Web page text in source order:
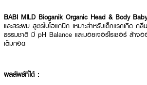
BABI MILD Bioganik Organic Head & Body
และสระผม สูตรไบโอแกนิก เหมาะสำหรับเด็กแรกเกิด
ธรรมชาติ มี pH Balance และมอยเจอร์ไรเซอร์ ล้าง
เต็มกอด
ผลลัพธ์ที่ได้ :